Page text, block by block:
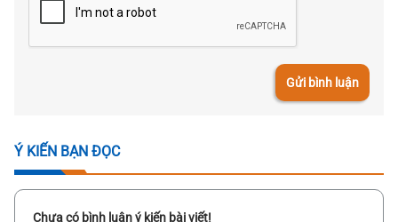
Gửi bình luận
Ý KIẾN BẠN ĐỌC
Chưa có bình luận ý kiến bài viết!